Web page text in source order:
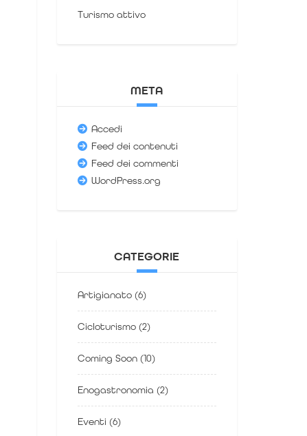
Turismo attivo
META
Accedi
Feed dei contenuti
Feed dei commenti
WordPress.org
CATEGORIE
Artigianato(6)
Cicloturismo(2)
Coming Soon(10)
Enogastronomia (2)
Eventi (6)